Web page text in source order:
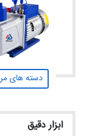
دسته های
ابزار دقیق